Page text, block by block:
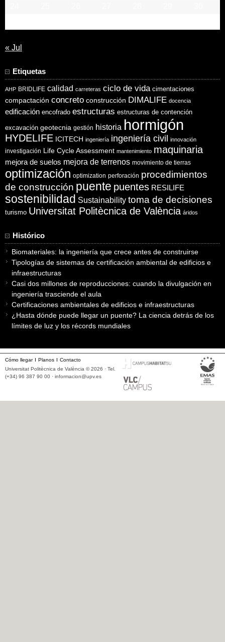
« Jul
Etiquetas
AHP BRIDLIFE calidad carreteras ciclo de vida cimentaciones
compactación concreto construcción DIMALIFE docencia
edificación encofrado estructuras estructuras de contención
excavación geotecnia gestión historia hormigón
HYDELIFE ICITECH ingeniería ingeniería civil innovación
investigación Life Cycle Assessment mantenimiento maquinaria
mejora de suelos mejora de terrenos movimiento de tierras
optimización optimization perforación procedimientos
de construcción puente puentes RESILIFE
sostenibilidad Sustainability toma de decisiones
turismo Universitat Politècnica de València áridos
Histórico
Biomateriales: la ingeniería que crece antes de construirse
Tipologías de sistemas de certificación ambiental de edificios e
infraestructuras
Casi dos millones de reproducciones: cuando la divulgación en
ingeniería trasciende el aula
Certificaciones ambientales de edificios e infraestructuras
¿Hasta dónde puede llegar un puente? La ciencia detrás de los
límites de luz y los récords mundiales
Cómo llegar Planos
Contacto
Universitat Politècnica de València © 2026 · Tel.
(+34) 96 387 90 00 · informacion@upv.es